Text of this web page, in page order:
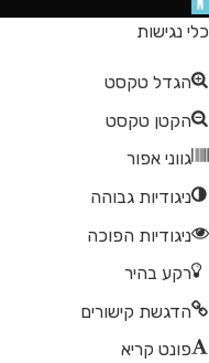
סרגל
כלי נגישות
הגדל טקסט
הקטן טקסט
גווני אפור
ניגודיות גבוהה
ניגודיות הפוכה
רקע בהיר
הדגשת קישורים
פונט קריא